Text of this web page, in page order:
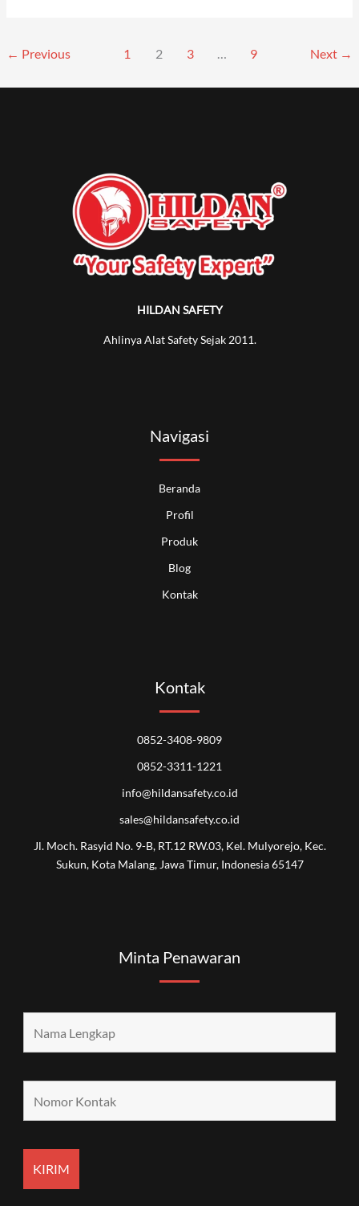
← Previous 1 2 3 … 9 Next →
HILDAN SAFETY
Ahlinya Alat Safety Sejak 2011.
Navigasi
Beranda
Profil
Produk
Blog
Kontak
Kontak
0852-3408-9809
0852-3311-1221
info@hildansafety.co.id
sales@hildansafety.co.id
Jl. Moch. Rasyid No. 9-B, RT.12 RW.03, Kel. Mulyorejo, Kec.
Sukun, Kota Malang, Jawa Timur, Indonesia 65147
Minta Penawaran